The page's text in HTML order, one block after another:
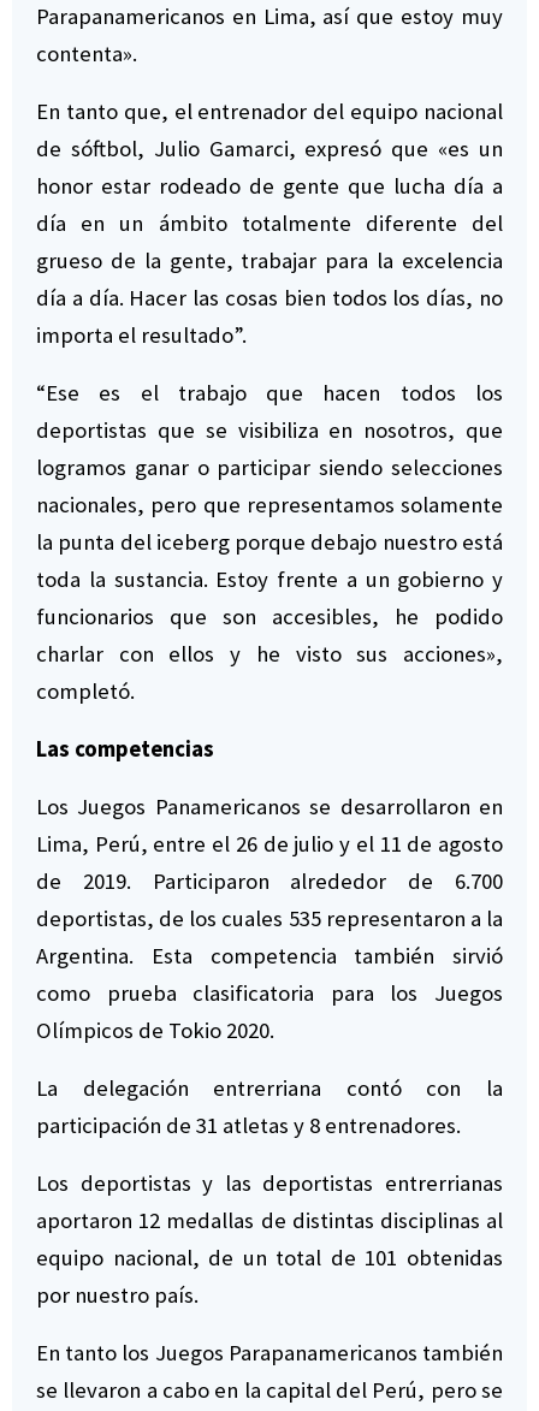
Parapanamericanos en Lima, así que estoy muy
contenta».
En tanto que, el entrenador del equipo nacional
de sóftbol, Julio Gamarci, expresó que «es un
honor estar rodeado de gente que lucha día a
día en un ámbito totalmente diferente del
grueso de la gente, trabajar para la excelencia
día a día. Hacer las cosas bien todos los días, no
importa el resultado”.
“Ese es el trabajo que hacen todos los
deportistas que se visibiliza en nosotros, que
logramos ganar o participar siendo selecciones
nacionales, pero que representamos solamente
la punta del iceberg porque debajo nuestro está
toda la sustancia. Estoy frente a un gobierno y
funcionarios que son accesibles, he podido
charlar con ellos y he visto sus acciones»,
completó.
Las competencias
Los Juegos Panamericanos se desarrollaron en
Lima, Perú, entre el 26 de julio y el 11 de agosto
de 2019. Participaron alrededor de 6.700
deportistas, de los cuales 535 representaron a la
Argentina. Esta competencia también sirvió
como prueba clasificatoria para los Juegos
Olímpicos de Tokio 2020.
La delegación entrerriana contó con la
participación de 31 atletas y 8 entrenadores.
Los deportistas y las deportistas entrerrianas
aportaron 12 medallas de distintas disciplinas al
equipo nacional, de un total de 101 obtenidas
por nuestro país.
En tanto los Juegos Parapanamericanos también
se llevaron a cabo en la capital del Perú, pero se